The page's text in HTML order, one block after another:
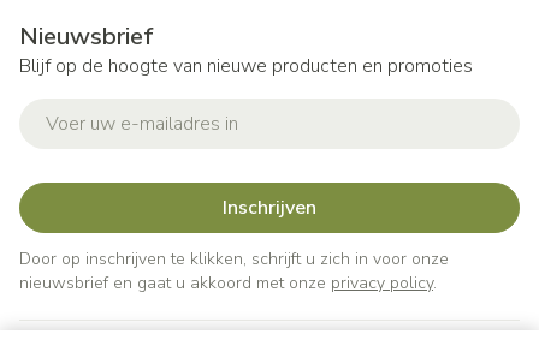
Nieuwsbrief
Blijf op de hoogte van nieuwe producten en promoties
Inschrijven
Door op inschrijven te klikken, schrijft u zich in voor onze
nieuwsbrief en gaat u akkoord met onze privacy policy.